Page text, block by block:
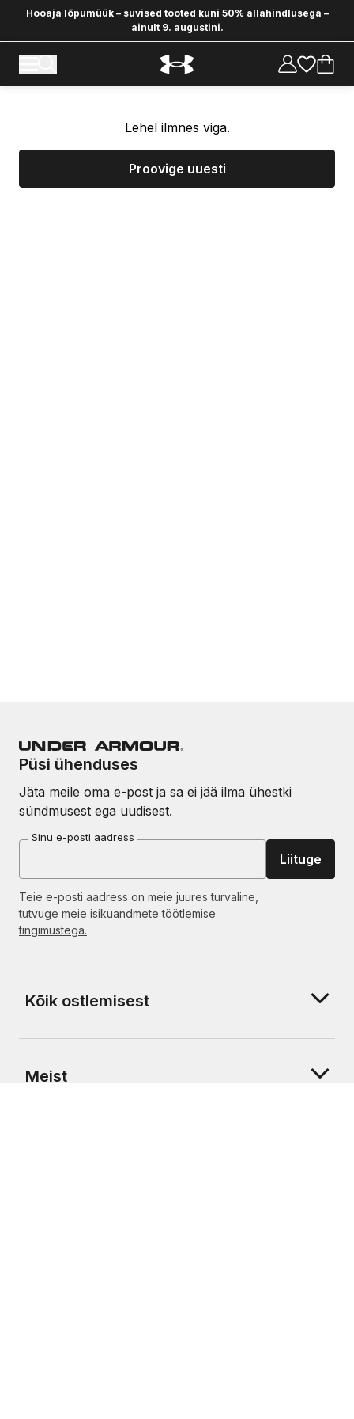
Hooaja lõpumüük – suvised tooted kuni 50% allahindlusega –
ainult 9. augustini.
Lehel ilmnes viga.
Proovige uuesti
Püsi ühenduses
Jäta meile oma e-post ja sa ei jää ilma ühestki
sündmusest ega uudisest.
Sinu e-posti aadress
Liituge
Teie e-posti aadress on meie juures turvaline,
tutvuge meie isikuandmete töötlemise
tingimustega.
Kõik ostlemisest
Meist